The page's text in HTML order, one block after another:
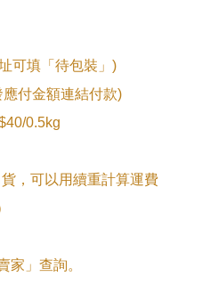
可填「待包裝」)
付金額連結付款)
0.5kg
，可以用續重計算運費
家」查詢。